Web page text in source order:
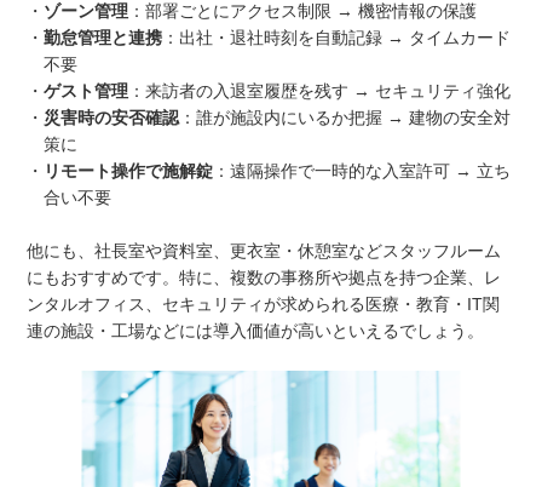
・ ゾーン管理 ：部署ごとにアクセス制限 → 機密情報の保護
・勤怠管理と連携 ：出社・退社時刻を自動記録 → タイムカード
不要
・ゲスト管理 ：来訪者の入退室履歴を残す → セキュリティ強化
・ 災害時の安否確認 ：誰が施設内にいるか把握 → 建物の安全対
策に
・ リモート操作で施解錠 ：遠隔操作で一時的な入室許可 → 立ち
合い不要
他にも、社長室や資料室、更衣室・休憩室などスタッフルーム
にもおすすめです。特に、複数の事務所や拠点を持つ企業、レ
ンタルオフィス、セキュリティが求められる医療・教育・IT関
連の施設・工場などには導入価値が高いといえるでしょう。